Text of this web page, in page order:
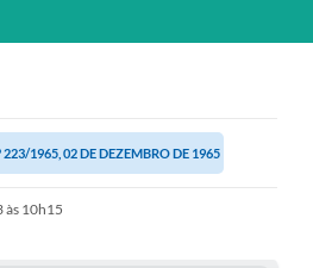
223/1965, 02 DE DEZEMBRO DE 1965
às 10h15